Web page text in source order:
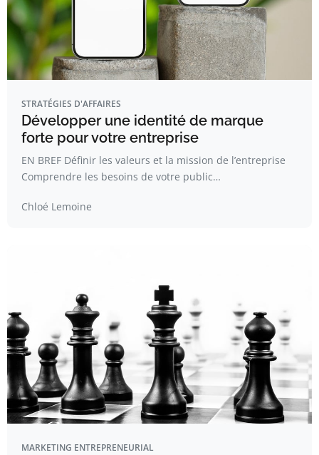
STRATÉGIES D'AFFAIRES
Développer une identité de marque
forte pour votre entreprise
EN BREF Définir les valeurs et la mission de l’entreprise
Comprendre les besoins de votre public…
Chloé Lemoine
MARKETING ENTREPRENEURIAL